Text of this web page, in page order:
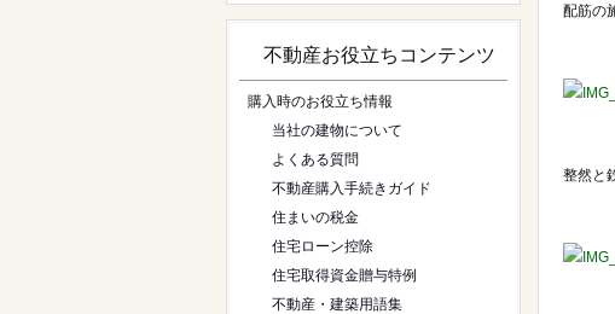
不動産お役立ちコンテンツ
購入時のお役立ち情報
当社の建物について
よくある質問
不動産購入手続きガイド
住まいの税金
住宅ローン控除
住宅取得資金贈与特例
不動産・建築用語集
配筋の
整然と